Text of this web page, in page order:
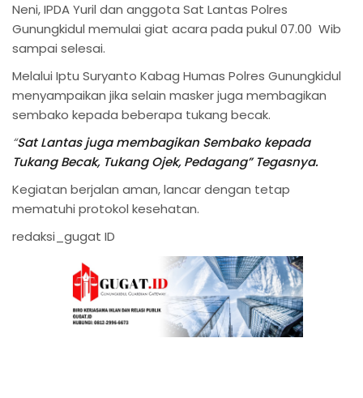
Neni, IPDA Yuril dan anggota Sat Lantas Polres
Gunungkidul memulai giat acara pada pukul 07.00 Wib
sampai selesai.
Melalui Iptu Suryanto Kabag Humas Polres Gunungkidul
menyampaikan jika selain masker juga membagikan
sembako kepada beberapa tukang becak.
“Sat Lantas juga membagikan Sembako kepada
Tukang Becak, Tukang Ojek, Pedagang” Tegasnya.
Kegiatan berjalan aman, lancar dengan tetap
mematuhi protokol kesehatan.
redaksi_gugat ID